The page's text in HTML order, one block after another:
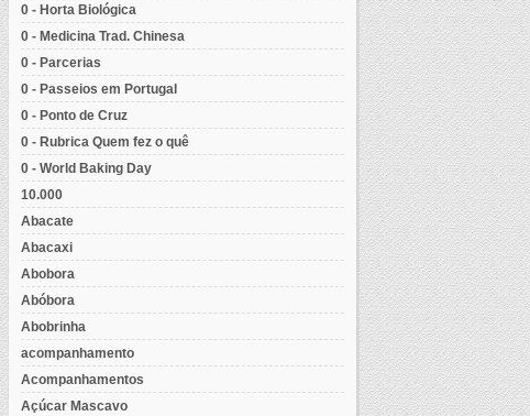
0 - Horta Biológica
0 - Medicina Trad. Chinesa
0 - Parcerias
0 - Passeios em Portugal
0 - Ponto de Cruz
0 - Rubrica Quem fez o quê
0 - World Baking Day
10.000
Abacate
Abacaxi
Abobora
Abóbora
Abobrinha
acompanhamento
Acompanhamentos
Açúcar Mascavo